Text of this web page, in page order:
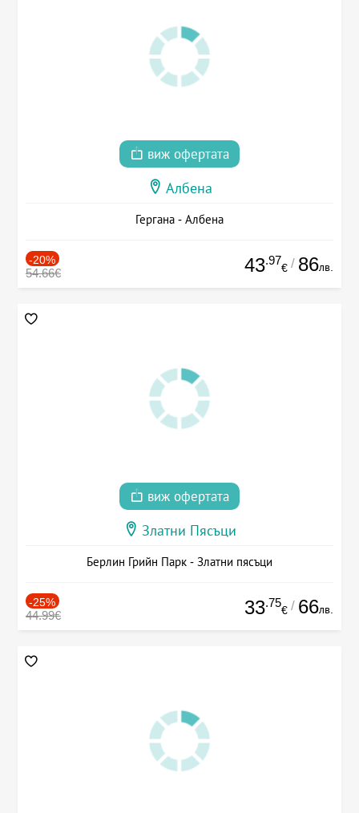
виж офертата
Албена
Гергана - Албена
-20%
54.66€ 43.97
€ / 86лв.
виж офертата
Златни Пясъци
Берлин Грийн Парк - Златни пясъци
-25%
44.99€ 33.75
€ / 66лв.